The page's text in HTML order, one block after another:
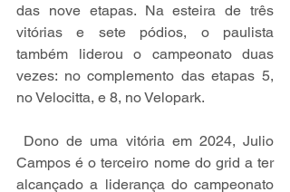
das nove etapas. Na esteira de três
vitórias e sete pódios, o paulista
também liderou o campeonato duas
vezes: no complemento das etapas 5,
no Velocitta, e 8, no Velopark.
Campos é o terceiro nome do grid a ter
alcançado a liderança do campeonato